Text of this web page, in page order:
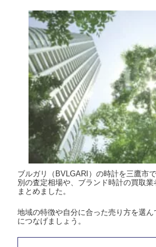
ブルガリ（BVLGARI）の時計を三鷹市
別の査定相場や、ブランド時計の買取
まとめました。
地域の特徴や自分に合った売り方を選
につなげましょう。